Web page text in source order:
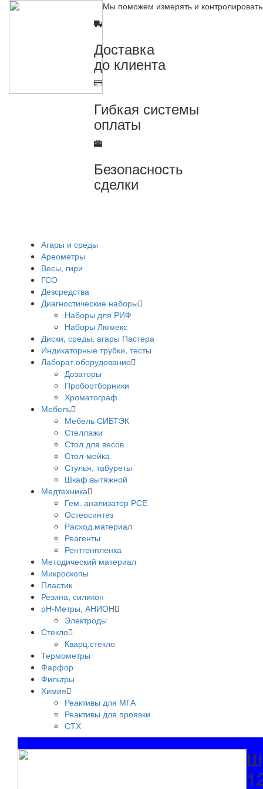
Мы поможем измерять и
Доставка
до клиента
Гибкая системы
оплаты
Безопасность
сделки
Агары и среды
Ареометры
Весы, гири
ГСО
Дезсредства
Диагностические наборы
Наборы для РИФ
Наборы Люмекс
Диски, среды, агары Пастера
Индикаторные трубки, тесты
Лаборат.оборудование
Дозаторы
Пробоотборники
Хроматограф
Мебель
Мебель СИБТЭК
Стеллажи
Стол для весов
Стол-мойка
Стулья, табуреты
Шкаф вытяжной
Медтехника
Гем. анализатор РСЕ
Остеосинтез
Расход.материал
Реагенты
Рентгенпленка
Методический материал
Микроскопы
Пластик
Резина, силикон
рН-Метры, АНИОН
Электроды
Стекло
Кварц.стекло
Термометры
Фарфор
Фильтры
Химия
Реактивы для МГА
Реактивы для проявки
СТХ